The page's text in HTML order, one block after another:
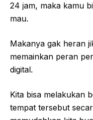
24 jam, maka kamu
mau.
Makanya gak heran
memainkan peran
digital.
Kita bisa melakukan
tempat tersebut